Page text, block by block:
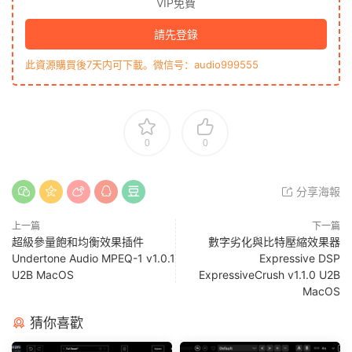
VIP免費
請先登錄
此資源購買後7天内可下載。微信号：audio999555
0 0
分享海報
上一篇
超級參量飽和均衡效果插件
Undertone Audio MPEQ-1 v1.0.1
U2B MacOS
下一篇
數字劣化與比特壓縮效果器
Expressive DSP
ExpressiveCrush v1.1.0 U2B
MacOS
猜你喜歡